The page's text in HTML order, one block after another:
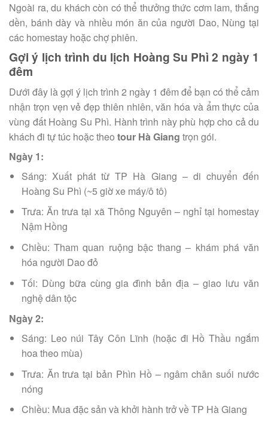
Ngoài ra, du khách còn có thể thưởng thức cơm lam, thắng
dền, bánh dày và nhiều món ăn của người Dao, Nùng tại
các homestay hoặc chợ phiên.
Gợi ý lịch trình du lịch Hoàng Su Phì 2 ngày 1
đêm
Dưới đây là gợi ý lịch trình 2 ngày 1 đêm để bạn có thể cảm
nhận trọn vẹn vẻ đẹp thiên nhiên, văn hóa và ẩm thực của
vùng đất Hoàng Su Phì. Hành trình này phù hợp cho cả du
khách đi tự túc hoặc theo tour Hà Giang trọn gói.
Ngày 1:
Sáng: Xuất phát từ TP Hà Giang – di chuyển đến
Hoàng Su Phì (~5 giờ xe máy/ô tô)
Trưa: Ăn trưa tại xã Thông Nguyên – nghỉ tại homestay
Nậm Hồng
Chiều: Tham quan ruộng bậc thang – khám phá văn
hóa người Dao đỏ
Tối: Dùng bữa cùng gia đình bản địa – giao lưu văn
nghệ dân tộc
Ngày 2:
Sáng: Leo núi Tây Côn Lĩnh (hoặc đi Hồ Thầu ngắm
hoa theo mùa)
Trưa: Ăn trưa tại bản Phìn Hồ – ngâm chân suối nước
nóng
Chiều: Mua đặc sản và khởi hành trở về TP Hà Giang